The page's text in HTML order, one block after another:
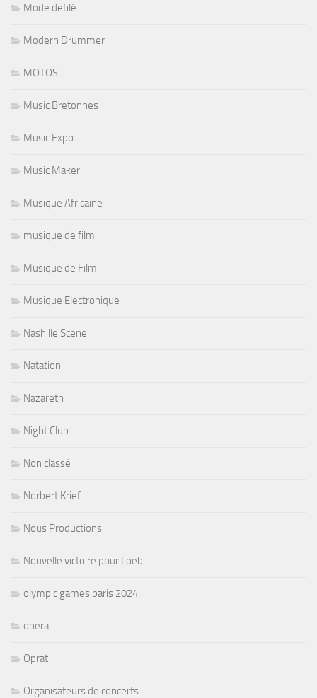
Mode defilé
Modern Drummer
MOTOS
Music Bretonnes
Music Expo
Music Maker
Musique Africaine
musique de film
Musique de Film
Musique Electronique
Nashille Scene
Natation
Nazareth
Night Club
Non classé
Norbert Krief
Nous Productions
Nouvelle victoire pour Loeb
olympic games paris 2024
opera
Oprat
Organisateurs de concerts